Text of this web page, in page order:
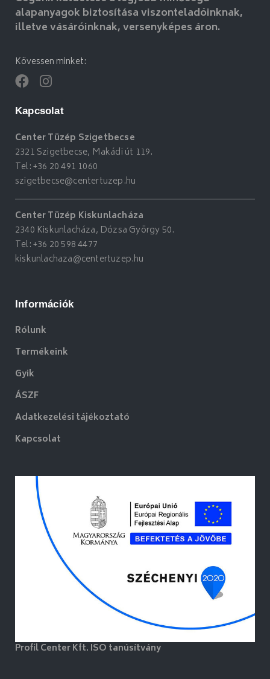
alapanyagok biztosítása viszonteladóinknak,
illetve vásáróinknak, versenyképes áron.
Kövessen minket:
Kapcsolat
Center Tüzép Szigetbecse
2321 Szigetbecse, Makádi út 119.
Tel:+36 20 491 1060
szigetbecse@centertuzep.hu
Center Tüzép Kiskunlacháza
2340 Kiskunlacháza, Dózsa György 50.
Tel:+36 20 598 4477
kiskunlachaza@centertuzep.hu
Információk
Rólunk
Termékeink
Gyik
ÁSZF
Adatkezelési tájékoztató
Kapcsolat
Profil Center Kft. ISO tanúsítvány